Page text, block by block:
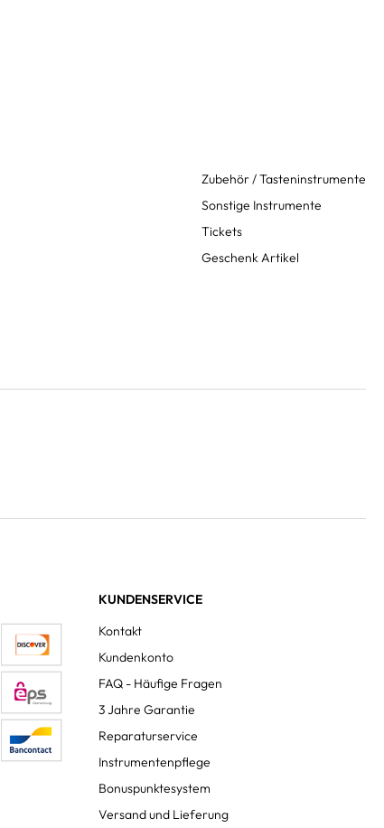
Zubehör / Tasteninstrumente
Sonstige Instrumente
Tickets
Geschenk Artikel
KUNDENSERVICE
Kontakt
Kundenkonto
FAQ - Häufige Fragen
3 Jahre Garantie
Reparaturservice
Instrumentenpflege
Bonuspunktesystem
Versand und Lieferung